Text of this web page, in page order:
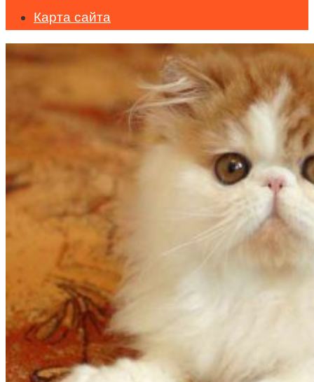
Карта сайта